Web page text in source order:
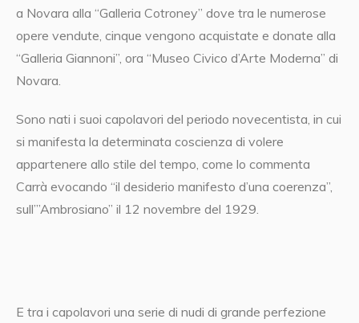
a Novara alla “Galleria Cotroney” dove tra le numerose
opere vendute, cinque vengono acquistate e donate alla
“Galleria Giannoni”, ora “Museo Civico d’Arte Moderna” di
Novara.
Sono nati i suoi capolavori del periodo novecentista, in cui
si manifesta la determinata coscienza di volere
appartenere allo stile del tempo, come lo commenta
Carrà evocando “il desiderio manifesto d’una coerenza”,
sull’”Ambrosiano” il 12 novembre del 1929.
E tra i capolavori una serie di nudi di grande perfezione